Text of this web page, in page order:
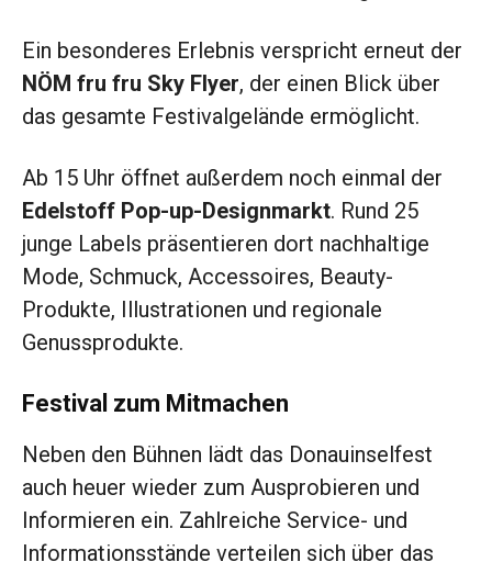
Ein besonderes Erlebnis verspricht erneut der
NÖM fru fru Sky Flyer, der einen Blick über
das gesamte Festivalgelände ermöglicht.
Ab 15 Uhr öffnet außerdem noch einmal der
Edelstoff Pop-up-Designmarkt. Rund 25
junge Labels präsentieren dort nachhaltige
Mode, Schmuck, Accessoires, Beauty-
Produkte, Illustrationen und regionale
Genussprodukte.
Festival zum Mitmachen
Neben den Bühnen lädt das Donauinselfest
auch heuer wieder zum Ausprobieren und
Informieren ein. Zahlreiche Service- und
Informationsstände verteilen sich über das